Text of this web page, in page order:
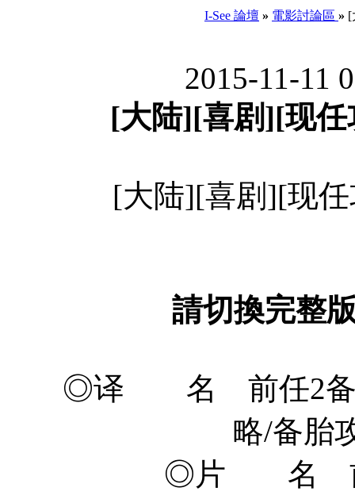
I-See 論壇 » 電影討論區 » [
2015-11-11
[大陆][喜剧][现
[大陆][喜剧][现
請切換完整
◎译 名 前任2备胎
略/备胎
◎片 名 前